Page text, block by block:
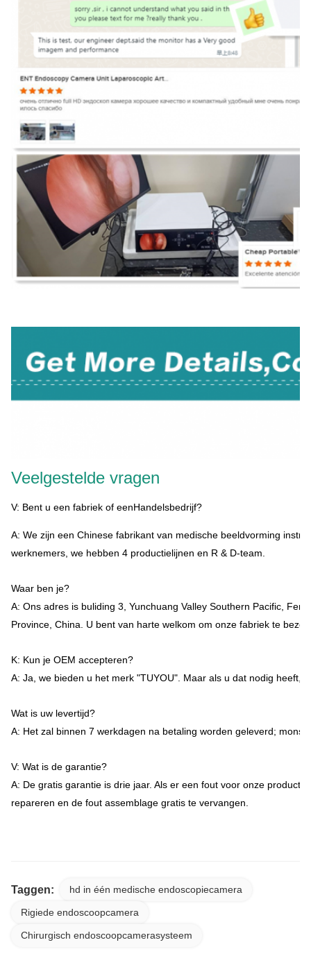
Veelgestelde vragen
V: Bent u een fabriek of eenHandelsbedrijf?
A: We zijn een Chinese fabrikant van medische beeldvorming
werknemers, we hebben 4 productielijnen en R & D-team.
Waar ben je?
A: Ons adres is buliding 3, Yunchuang Valley Southern Pacific,
Province, China. U bent van harte welkom om onze fabriek te
K: Kun je OEM accepteren?
A: Ja, we bieden u het merk "TUYOU". Maar als u dat nodig heeft,
Wat is uw levertijd?
A: Het zal binnen 7 werkdagen na betaling worden geleverd;
V: Wat is de garantie?
A: De gratis garantie is drie jaar. Als er een fout voor onze
repareren en de fout assemblage gratis te vervangen.
Taggen: hd in één medische endoscopiecamera
Rigiede endoscoopcamera
Chirurgisch endoscoopcamerasysteem